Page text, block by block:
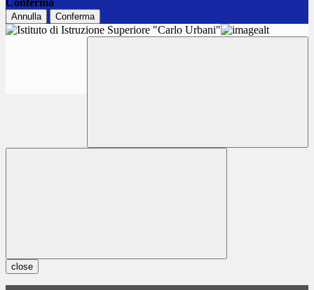
Conferma
Annulla Conferma
close